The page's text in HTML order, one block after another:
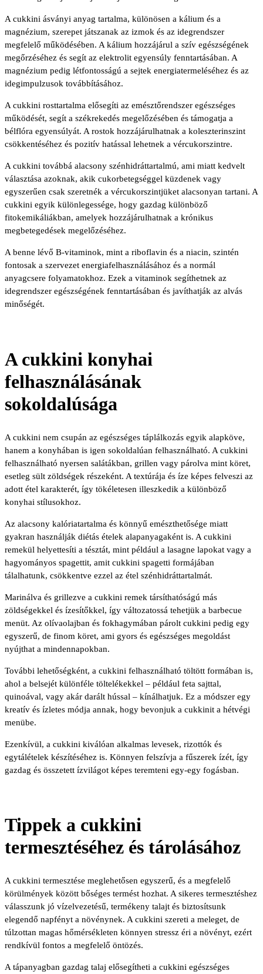
A cukkini ásványi anyag tartalma, különösen a kálium és a
magnézium, szerepet játszanak az izmok és az idegrendszer
megfelelő működésében. A kálium hozzájárul a szív egészségének
megőrzéséhez és segít az elektrolit egyensúly fenntartásában. A
magnézium pedig létfontosságú a sejtek energiatermeléséhez és az
idegimpulzusok továbbításához.
A cukkini rosttartalma elősegíti az emésztőrendszer egészséges
működését, segít a székrekedés megelőzésében és támogatja a
bélflóra egyensúlyát. A rostok hozzájárulhatnak a koleszterinszint
csökkentéséhez és pozitív hatással lehetnek a vércukorszintre.
A cukkini továbbá alacsony szénhidráttartalmú, ami miatt kedvelt
választása azoknak, akik cukorbetegséggel küzdenek vagy
egyszerűen csak szeretnék a vércukorszintjüket alacsonyan tartani. A
cukkini egyik különlegessége, hogy gazdag különböző
fitokemikáliákban, amelyek hozzájárulhatnak a krónikus
megbetegedések megelőzéséhez.
A benne lévő B-vitaminok, mint a riboflavin és a niacin, szintén
fontosak a szervezet energiafelhasználásához és a normál
anyagcsere folyamatokhoz. Ezek a vitaminok segíthetnek az
idegrendszer egészségének fenntartásában és javíthatják az alvás
minőségét.
A cukkini konyhai
felhasználásának
sokoldalúsága
A cukkini nem csupán az egészséges táplálkozás egyik alapköve,
hanem a konyhában is igen sokoldalúan felhasználható. A cukkini
felhasználható nyersen salátákban, grillen vagy párolva mint köret,
esetleg sült zöldségek részeként. A textúrája és íze képes felveszi az
adott étel karakterét, így tökéletesen illeszkedik a különböző
konyhai stílusokhoz.
Az alacsony kalóriatartalma és könnyű emészthetősége miatt
gyakran használják diétás ételek alapanyagaként is. A cukkini
remekül helyettesíti a tésztát, mint például a lasagne lapokat vagy a
hagyományos spagettit, amit cukkini spagetti formájában
tálalhatunk, csökkentve ezzel az étel szénhidráttartalmát.
Marinálva és grillezve a cukkini remek társíthatóságú más
zöldségekkel és ízesítőkkel, így változatossá tehetjük a barbecue
menüt. Az olívaolajban és fokhagymában párolt cukkini pedig egy
egyszerű, de finom köret, ami gyors és egészséges megoldást
nyújthat a mindennapokban.
További lehetőségként, a cukkini felhasználható töltött formában is,
ahol a belsejét különféle töltelékekkel – például feta sajttal,
quinoával, vagy akár darált hússal – kínálhatjuk. Ez a módszer egy
kreatív és ízletes módja annak, hogy bevonjuk a cukkinit a hétvégi
menübe.
Ezenkívül, a cukkini kiválóan alkalmas levesek, rizottók és
egytálételek készítéséhez is. Könnyen felszívja a fűszerek ízét, így
gazdag és összetett ízvilágot képes teremteni egy-egy fogásban.
Tippek a cukkini
termesztéséhez és tárolásához
A cukkini termesztése meglehetősen egyszerű, és a megfelelő
körülmények között bőséges termést hozhat. A sikeres termesztéshez
válasszunk jó vízelvezetésű, termékeny talajt és biztosítsunk
elegendő napfényt a növénynek. A cukkini szereti a meleget, de
túlzottan magas hőmérsékleten könnyen stressz éri a növényt, ezért
rendkívül fontos a megfelelő öntözés.
A tápanyagban gazdag talaj elősegítheti a cukkini egészséges